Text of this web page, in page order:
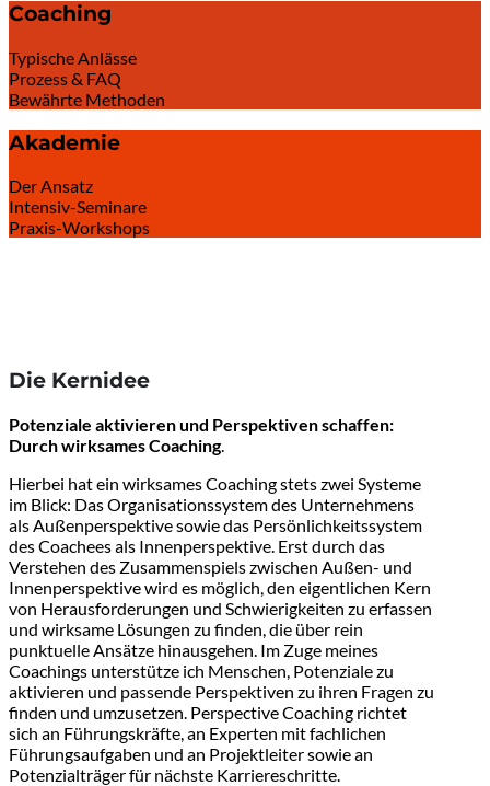
Coaching
Typische Anlässe
Prozess & FAQ
Bewährte Methoden
Akademie
Der Ansatz
Intensiv-Seminare
Praxis-Workshops
Die Kernidee
Potenziale aktivieren und Perspektiven schaffen:
Durch wirksames Coaching.
Hierbei hat ein wirksames Coaching stets zwei Systeme
im Blick: Das Organisationssystem des Unternehmens
als Außenperspektive sowie das Persönlichkeitssystem
des Coachees als Innenperspektive. Erst durch das
Verstehen des Zusammenspiels zwischen Außen- und
Innenperspektive wird es möglich, den eigentlichen Kern
von Herausforderungen und Schwierigkeiten zu erfassen
und wirksame Lösungen zu finden, die über rein
punktuelle Ansätze hinausgehen. Im Zuge meines
Coachings unterstütze ich Menschen, Potenziale zu
aktivieren und passende Perspektiven zu ihren Fragen zu
finden und umzusetzen. Perspective Coaching richtet
sich an Führungskräfte, an Experten mit fachlichen
Führungsaufgaben und an Projektleiter sowie an
Potenzialträger für nächste Karriereschritte.